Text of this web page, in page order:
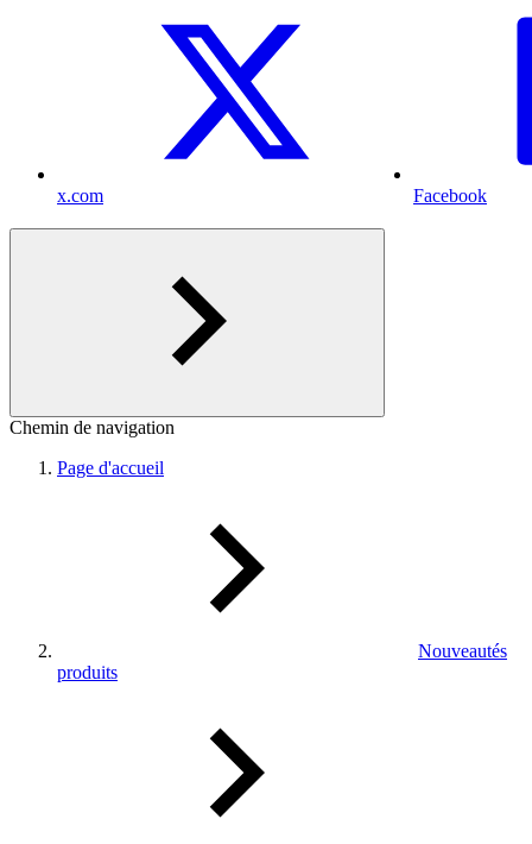
x.com Facebook
Chemin de navigation
Page d'accueil
Nouveautés
produits